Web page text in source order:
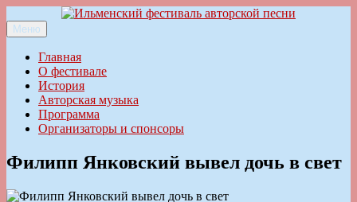
к
содержимому
Ильменский фестиваль авторской песни
Меню
Главная
О фестивале
История
Авторская музыка
Программа
Организаторы и спонсоры
Филипп Янковский вывел дочь в свет